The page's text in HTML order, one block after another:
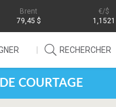
Brent
79,45 $
/$
1,1521
RECHERCHER
COURTAGE